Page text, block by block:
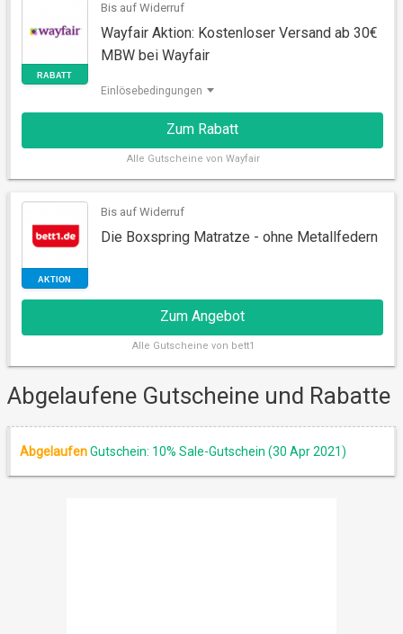
AKTION
RABATT
Bis auf Widerruf
Wayfair Aktion: Kostenloser Versand ab 30€
MBW bei Wayfair
Einlösebedingungen
Zum Rabatt
Alle Gutscheine von Wayfair
Bis auf Widerruf
Die Boxspring Matratze - ohne Metallfedern
Zum Angebot
Alle Gutscheine von bett1
Abgelaufene Gutscheine und Rabatte
AbgelaufenGutschein: 10% Sale-Gutschein (30 Apr 2021)